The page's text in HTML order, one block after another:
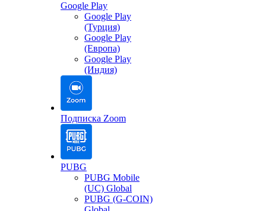
Google Play
Google Play
(Турция)
Google Play
(Европа)
Google Play
(Индия)
Подписка Zoom
PUBG
PUBG Mobile
(UC) Global
PUBG (G-COIN)